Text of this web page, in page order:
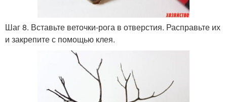
Шаг 8. Вставьте веточки-рога в отверстия. Расправьте их
и закрепите с помощью клея.